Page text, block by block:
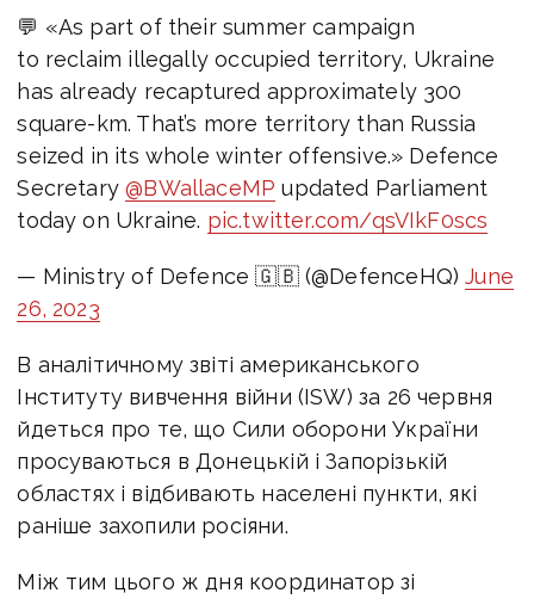
💬 «As part of their summer campaign
to reclaim illegally occupied territory, Ukraine
has already recaptured approximately 300
square-km. That’s more territory than Russia
seized in its whole winter offensive.» Defence
Secretary@BWallaceMP updated Parliament
today on Ukraine. pic.twitter.com/qsVIkF0scs
— Ministry of Defence 🇬🇧 (@DefenceHQ)June
26, 2023
В аналітичному звіті американського
Інституту вивчення війни (ISW) за 26 червня
йдеться про те, що Сили оборони України
просуваються в Донецькій і Запорізькій
областях і відбивають населені пункти, які
раніше захопили росіяни.
Між тим цього ж дня координатор зі